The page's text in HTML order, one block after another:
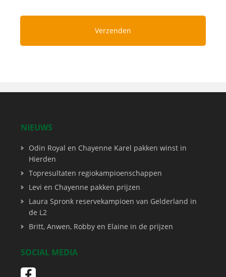
NIEUWS
Odin Royal en Chayenne Karel pakken winst in
Hierden
Topresultaten regiokampioenschappen
Levi en Chayenne pakken prijzen
Laura Spronk reservekampioen van Gelderland in
de L2
Britt, Anwen, Robby en Elaine in de prijzen
SOCIAL MEDIA